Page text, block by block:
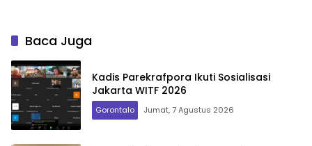
Baca Juga
Kadis Parekrafpora Ikuti Sosialisasi
Jakarta WITF 2026
Gorontalo Jumat, 7 Agustus 2026